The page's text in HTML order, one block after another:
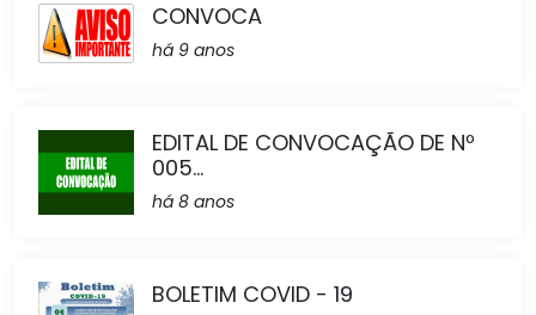
CONVOCA
há 9 anos
EDITAL DE CONVOCAÇÃO DE Nº
005...
há 8 anos
BOLETIM COVID - 19